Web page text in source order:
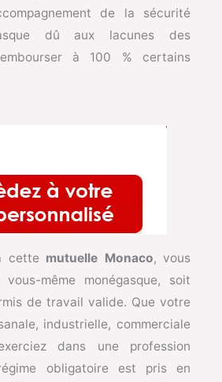
de la sécurité
dû aux lacunes des
à 100 % certains
cette mutuelle Monaco, vous
même monégasque, soit
de travail valide. Que votre
industrielle, commerciale
dans une profession
obligatoire est pris en